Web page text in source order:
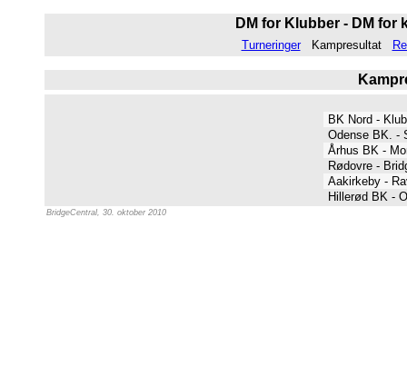
DM for Klubber - DM for
Turneringer Kampresultat
BK Nord -
Odense BK. -
Århus BK -
Rødovre -
Aakirkeby -
Hillerød BK -
BridgeCentral, 30. oktober 2010